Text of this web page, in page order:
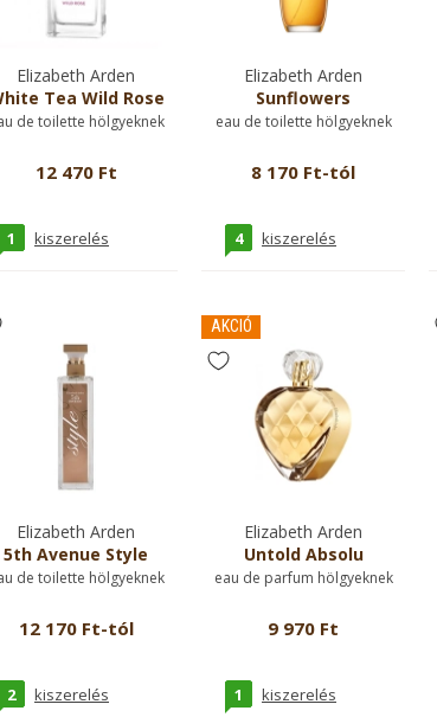
Elizabeth Arden
Tea Wild Rose
de toilette hölgyeknek
12 470 Ft
1 kiszerelés
Elizabeth Arden
Sunflowers
eau de toilette hölgyeknek
8 170 Ft-tól
4 kiszerelés
Elizabeth Arden
5th Avenue Style
de toilette hölgyeknek
12 170 Ft-tól
2 kiszerelés
AKCIÓ
Elizabeth Arden
Untold Absolu
eau de parfum hölgyeknek
9 970 Ft
1 kiszerelés